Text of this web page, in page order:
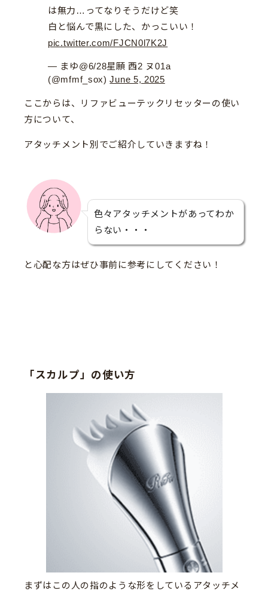
は無力…ってなりそうだけど笑
白と悩んで黒にした、かっこいい！
pic.twitter.com/FJCN0l7K2J
— まゆ@6/28星願 西2 ヌ01a
(@mfmf_sox)June 5, 2025
ここからは、リファビューテックリセッターの使い
方について、
アタッチメント別でご紹介していきますね！
色々アタッチメントがあってわか
らない・・・
と心配な方はぜひ事前に参考にしてください！
「スカルプ」の使い方
まずはこの人の指のような形をしているアタッチメ